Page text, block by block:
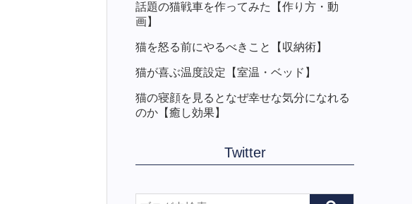
話題の猫戦車を作ってみた【作り方・動
画】
猫を怒る前にやるべきこと【収納術】
猫が喜ぶ温度設定【室温・ベッド】
猫の寝顔を見るとなぜ幸せな気分になれる
のか【癒し効果】
Twitter